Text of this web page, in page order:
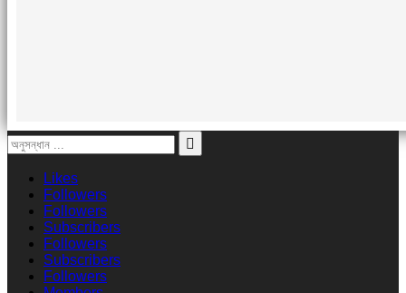
Likes
Followers
Followers
Subscribers
Followers
Subscribers
Followers